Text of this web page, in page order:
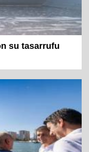
su tasarrufu